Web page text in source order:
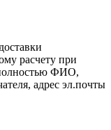
расчету при
полностью ФИО,
адрес эл.почты